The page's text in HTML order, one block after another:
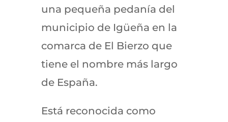
una pequeña pedanía del
municipio de Igüeña en la
comarca de El Bierzo que
tiene el nombre más largo
de España.
Está reconocida como